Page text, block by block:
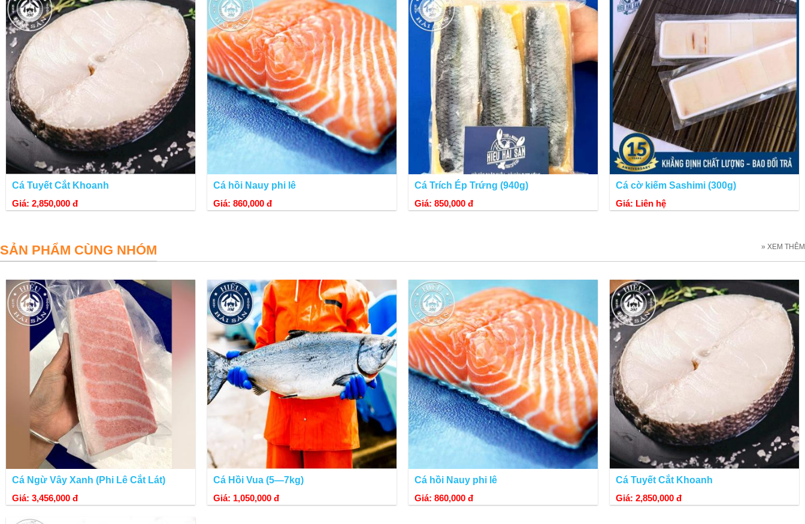
Giá bán hợp lý:
So với mặt bằng chung các loại cá ngon nổi tiếng như: cá hồi, cá tuyết Canada, cá mú đỏ, cá rồng... thì giá cá tuyết Nauy ở mức trung bình, thích hợp cho những gia đình có thu nhập
trung bình đến thu nhập cao. Nhiều gia đình Việt đang dần tiếp cận và tin dùng loại thực phẩm này ngày càng nhiều hơn.
Cá Tuyết Nauy phi lê được Hiếu Hải Sản nhập khẩu liên tục hàng ngày kèm cùng với cá Hồi nên chất lượng cá vẫn đảm bảo nhất.
Hương vị của phi lê Cá Tuyết Nauy:
Miếng cá phi lê 100% là nạc, màu trắng trong và không có xương dăm nên thích hợp chế biến món ăn cho bé hay người già. Nhiều người sợ mua cá tuyết phi lê thì thịt sẽ bị khô vì
được ướp lạnh và để ngoài không khí khá lâu, nhưng khi mua về chế biến, nếm thử hương vị sẽ lập tức thay đổi quan niệm, thịt cá mềm, thơm, dai và ngọt khác hẳn các loại cá khác.
Cá Tuyết Cắt Khoanh
Giá: 2,850,000 đ
Cá hồi Nauy phi lê
Giá: 860,000 đ
Cá Trích Ép Trứng (940g)
Giá: 850,000 đ
Cá cờ kiếm Sashimi (300g)
Giá: Liên hệ
SẢN PHẨM CÙNG NHÓM » XEM THÊM
Cá Ngừ Vây Xanh (Phi Lê Cắt Lát)
Giá: 3,456,000 đ
Cá Hồi Vua (5—7kg)
Giá: 1,050,000 đ
Cá hồi Nauy phi lê
Giá: 860,000 đ
Cá Tuyết Cắt Khoanh
Giá: 2,850,000 đ